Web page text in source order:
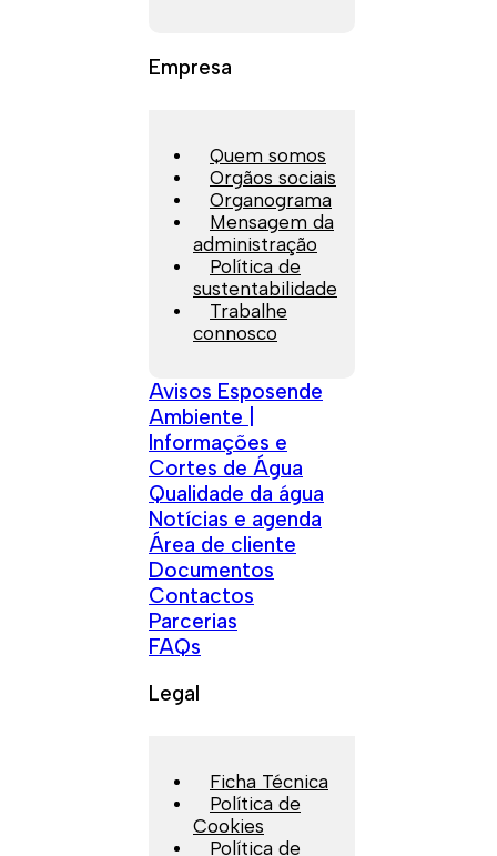
Empresa
Quem somos
Orgãos sociais
Organograma
Mensagem da
administração
Política de
sustentabilidade
Trabalhe
connosco
Avisos Esposende
Ambiente |
Informações e
Cortes de Água
Qualidade da água
Notícias e agenda
Área de cliente
Documentos
Contactos
Parcerias
FAQs
Legal
Ficha Técnica
Política de
Cookies
Política de